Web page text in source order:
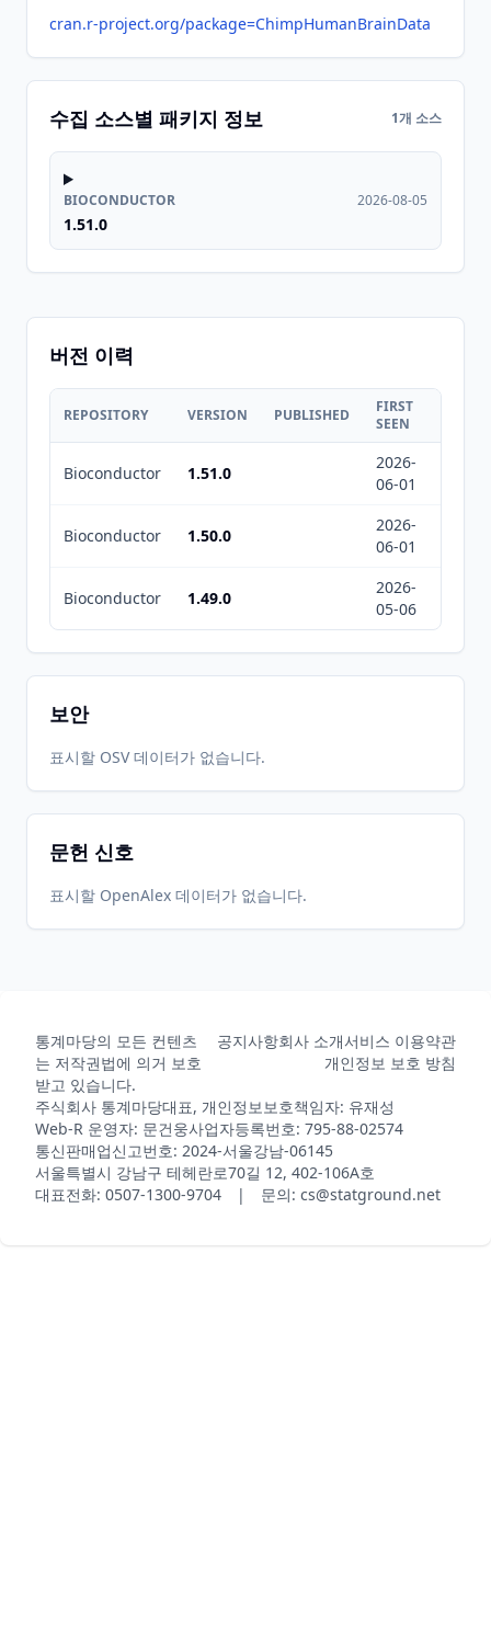
cran.r-project.org/package=ChimpHumanBrainData
수집 소스별 패키지 정보 1개 소스
BIOCONDUCTOR
1.51.0
2026-08-05
버전 이력
REPOSITORY VERSION PUBLISHED
FIRST
SEEN
Bioconductor 1.51.0
2026-
06-01
Bioconductor 1.50.0
2026-
06-01
Bioconductor 1.49.0
2026-
05-06
보안
표시할 OSV 데이터가 없습니다.
문헌 신호
표시할 OpenAlex 데이터가 없습니다.
통계마당의 모든 컨텐츠
는 저작권법에 의거 보호
받고 있습니다.
공지사항회사 소개서비스 이용약관
개인정보 보호 방침
주식회사 통계마당대표, 개인정보보호책임자: 유재성
Web-R 운영자: 문건웅사업자등록번호: 795-88-02574
통신판매업신고번호: 2024-서울강남-06145
서울특별시 강남구 테헤란로70길 12, 402-106A호
대표전화: 0507-1300-9704 | 문의: cs@statground.net